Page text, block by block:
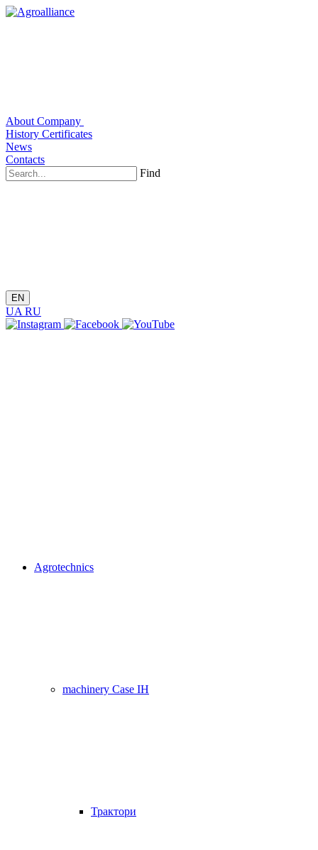
About Company
History Certificates
News
Contacts
Find
EN
UA RU
Agrotechnics
machinery Case IH
Трактори